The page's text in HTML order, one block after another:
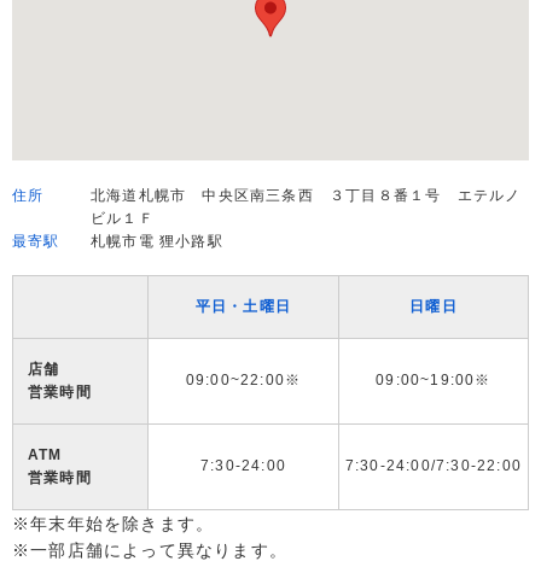
住所
北海道札幌市 中央区南三条西 ３丁目８番１号 エテルノ
ビル１Ｆ
最寄駅
札幌市電 狸小路駅
平日・土曜日 日曜日
店舗
営業時間
09:00~22:00※ 09:00~19:00※
ATM
営業時間
7:30-24:00 7:30-24:00/7:30-22:00
※年末年始を除きます。
※一部店舗によって異なります。